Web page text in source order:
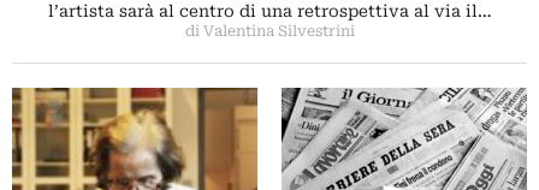
l’artista sarà al centro di una retrospettiva al via il…
di Valentina Silvestrini